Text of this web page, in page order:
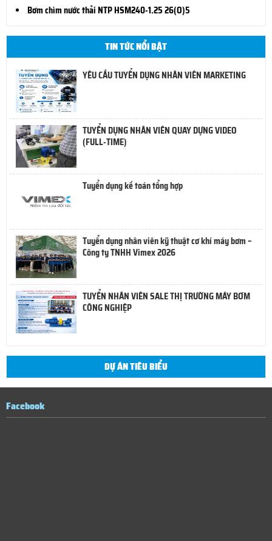
Bơm chìm nước thải NTP HSM240-1.25 26(O)5
TIN TỨC NỔI BẬT
YÊU CẦU TUYỂN DỤNG NHÂN VIÊN MARKETING
TUYỂN DỤNG NHÂN VIÊN QUAY DỰNG VIDEO
(FULL-TIME)
Tuyển dụng kế toán tổng hợp
Tuyển dụng nhân viên kỹ thuật cơ khí máy bơm –
Công ty TNHH Vimex 2026
TUYỂN NHÂN VIÊN SALE THỊ TRƯỜNG MÁY BƠM
CÔNG NGHIỆP
DỰ ÁN TIÊU BIỂU
Facebook